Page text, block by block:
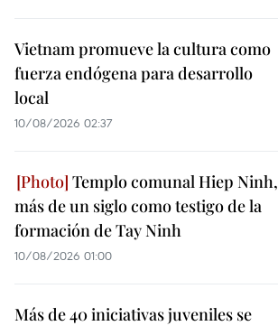
Vietnam promueve la cultura como
fuerza endógena para desarrollo
local
10/08/2026 02:37
Templo comunal Hiep Ninh,
más de un siglo como testigo de la
formación de Tay Ninh
10/08/2026 01:00
Más de 40 iniciativas juveniles se